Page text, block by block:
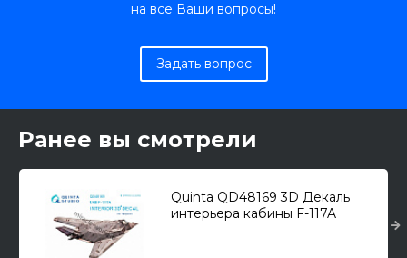
на все Ваши вопросы!
Задать вопрос
Ранее вы смотрели
Quinta QD48169 3D Декаль
интерьера кабины F-117A